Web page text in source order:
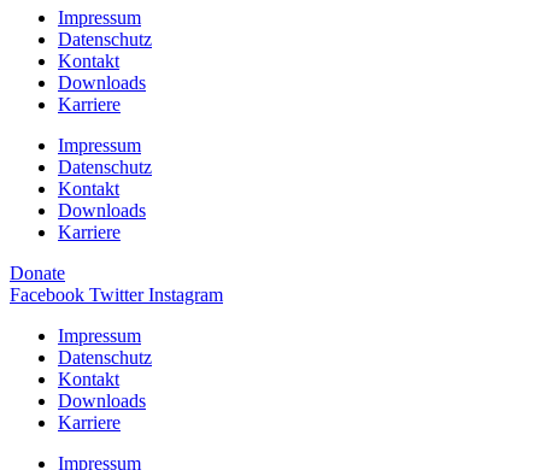
Impressum
Datenschutz
Kontakt
Downloads
Karriere
Impressum
Datenschutz
Kontakt
Downloads
Karriere
Donate
Facebook Twitter Instagram
Impressum
Datenschutz
Kontakt
Downloads
Karriere
Impressum